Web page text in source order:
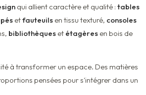
qui allient caractère et qualité : tables
etfauteuils en tissu texturé, consoles
bibliothèques et étagères en bois de
à transformer un espace. Des matières
pensées pour s'intégrer dans un